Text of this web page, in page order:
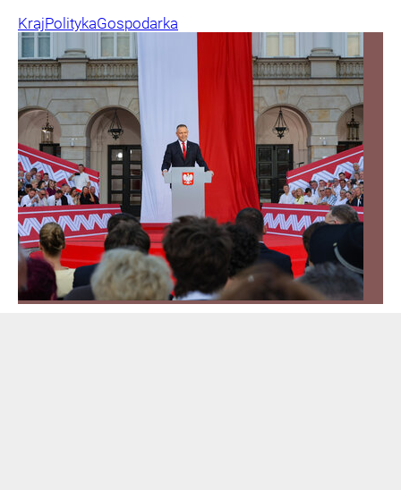
KrajPolitykaGospodarka